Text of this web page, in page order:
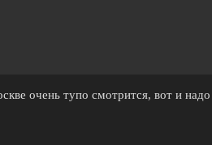
очень тупо смотрится, вот и надо